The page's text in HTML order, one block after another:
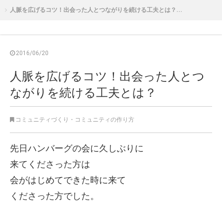
人脈を広げるコツ！出会った人とつながりを続ける工夫とは？...
2016/06/20
人脈を広げるコツ！出会った人とつ
ながりを続ける工夫とは？
コミュニティづくり ・ コミュニティの作り方
先日ハンバーグの会に久しぶりに
来てくださった方は
会がはじめてできた時に来て
くださった方でした。